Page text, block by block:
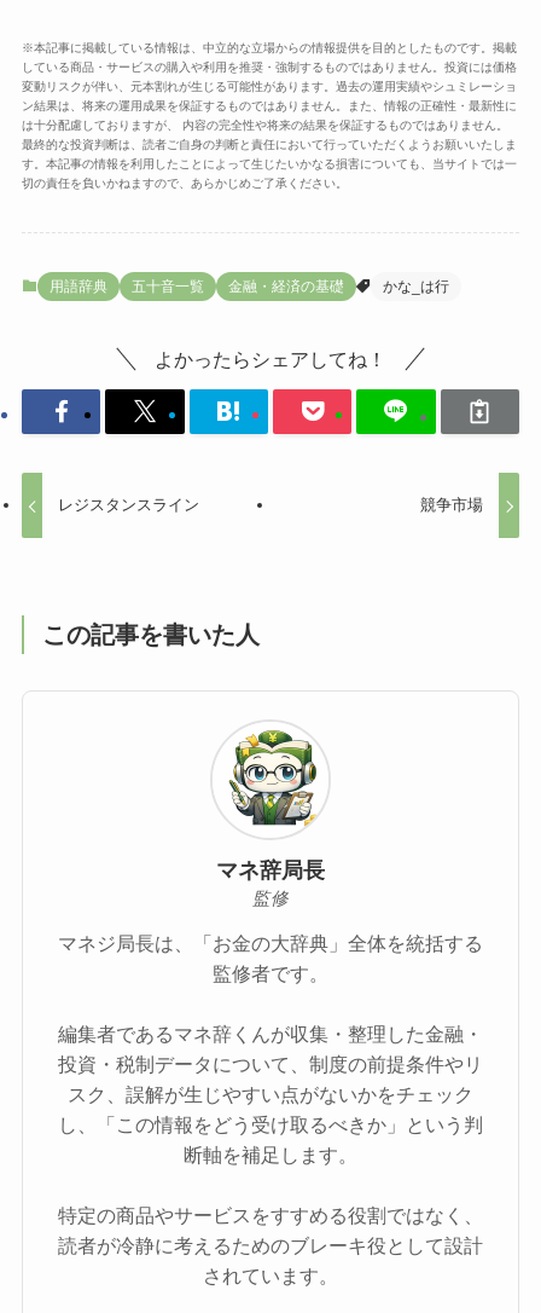
※本記事に掲載している情報は、中立的な立場からの情報提供を目的としたものです。掲載
している商品・サービスの購入や利用を推奨・強制するものではありません。投資には価格
変動リスクが伴い、元本割れが生じる可能性があります。過去の運用実績やシュミレーショ
ン結果は、将来の運用成果を保証するものではありません。また、情報の正確性・最新性に
は十分配慮しておりますが、 内容の完全性や将来の結果を保証するものではありません。
最終的な投資判断は、読者ご自身の判断と責任において行っていただくようお願いいたしま
す。本記事の情報を利用したことによって生じたいかなる損害についても、当サイトでは一
切の責任を負いかねますので、あらかじめご了承ください。
用語辞典 五十音一覧 金融・経済の基礎 かな_は行
よかったらシェアしてね！
レジスタンスライン 競争市場
この記事を書いた人
マネ辞局長
監修
マネジ局長は、「お金の大辞典」全体を統括する
監修者です。
編集者であるマネ辞くんが収集・整理した金融・
投資・税制データについて、制度の前提条件やリ
スク、誤解が生じやすい点がないかをチェック
し、「この情報をどう受け取るべきか」という判
断軸を補足します。
特定の商品やサービスをすすめる役割ではなく、
読者が冷静に考えるためのブレーキ役として設計
されています。